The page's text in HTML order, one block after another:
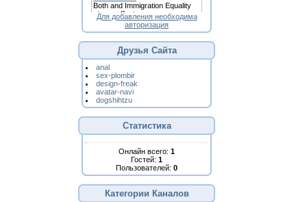
Для добавления необходима
авторизация
Друзья Сайта
anal
sex-plombir
design-freak
avatar-navi
dogshihtzu
Статистика
Онлайн всего: 1
Гостей: 1
Пользователей: 0
Категории Каналов